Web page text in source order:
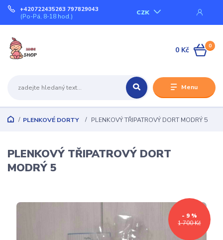
Menu
CZK
+420722435263 797829043
(Po-Pá, 8-18 hod.)
0
0 Kč
PLENKOVÉ DORTY PLENKOVÝ TŘIPATROVÝ DORT MODRÝ 5
PLENKOVÝ TŘIPATROVÝ DORT
MODRÝ 5
1 700 Kč
- 9 %